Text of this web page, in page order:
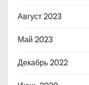
Август 2023
Май 2023
Декабрь 2022